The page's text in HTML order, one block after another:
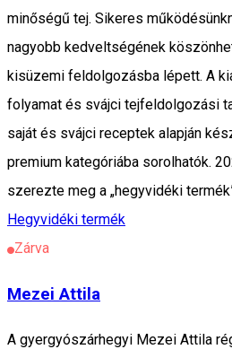
minőségű tej. Sikeres
nagyobb kedveltségének
kisüzemi feldolgozásba lépett. A
folyamat és svájci tejfeldolgozási
saját és svájci receptek alapján
premium kategóriába sorolhatók.
szerezte meg a „hegyvidéki
Hegyvidéki termék
Zárva
Mezei Attila
A gyergyószárhegyi Mezei Attila